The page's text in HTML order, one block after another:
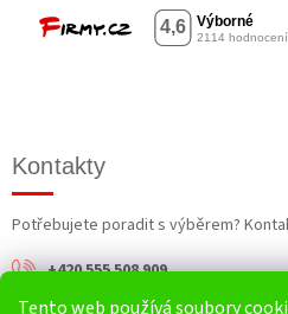
Tento web používá soubory
Kontakty
Potřebujete poradit s výběrem?
+420 555 508 909